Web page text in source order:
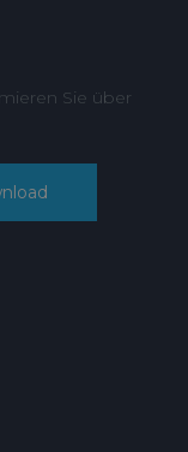
Sie über